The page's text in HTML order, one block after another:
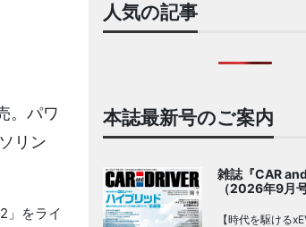
。パワ
リン
」をライ
人気の記事
本誌最新号のご案内
雑誌『CAR and
（2026年9月号
【時代を駆ける